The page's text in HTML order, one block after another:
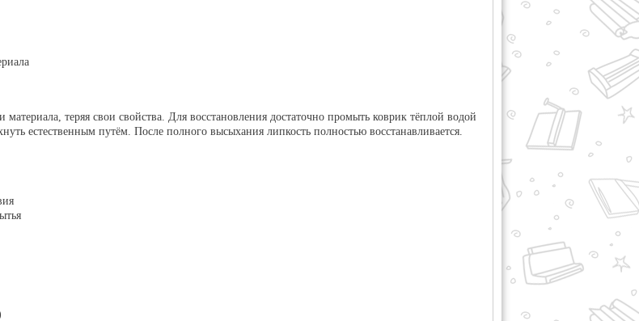
теряя свои свойства. Для восстановления достаточно промыть коврик тёплой водой
естественным путём. После полного высыхания липкость полностью восстанавливается.